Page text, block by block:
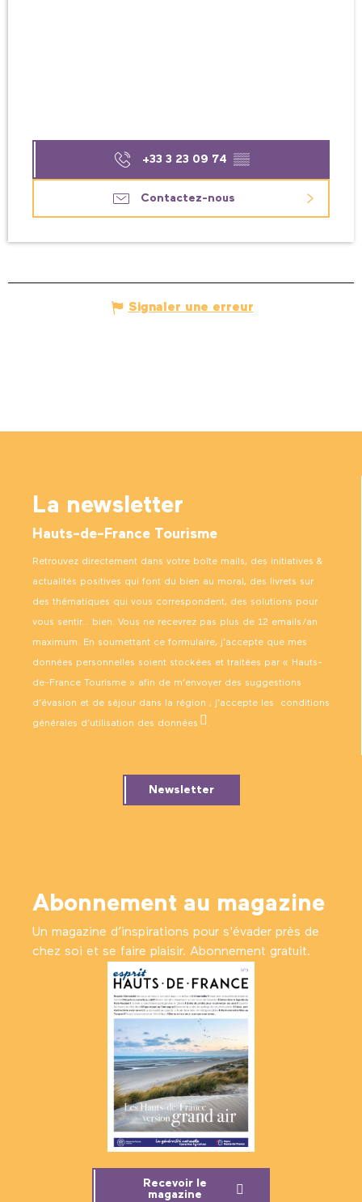
+33 3 23 09 74 ▒▒
Contactez-nous
Signaler une erreur
La newsletter
Hauts-de-France Tourisme
Retrouvez directement dans votre boîte mails, des initiatives &
actualités positives qui font du bien au moral, des livrets sur
des thématiques qui vous correspondent, des solutions pour
vous sentir… bien. Vous ne recevrez pas plus de 12 emails/an
maximum. En soumettant ce formulaire, j’accepte que mes
données personnelles soient stockées et traitées par « Hauts-
de-France Tourisme » afin de m’envoyer des suggestions
d’évasion et de séjour dans la région ; j’accepte les conditions
générales d’utilisation des données .
Newsletter
Abonnement au magazine
Un magazine d’inspirations pour s'évader près de
chez soi et se faire plaisir. Abonnement gratuit.
Recevoir le
magazine